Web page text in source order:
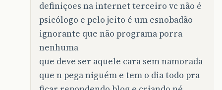
definiçoes na internet terceiro vc não é
psicólogo e pelo jeito é um esnobadão
ignorante que não programa porra
nenhuma
que deve ser aquele cara sem namorada
que n pega niguém e tem o dia todo pra